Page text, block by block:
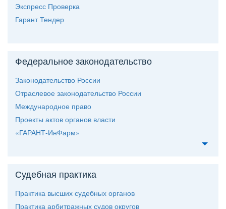
Экспресс Проверка
Гарант Тендер
Федеральное законодательство
Законодательство России
Отраслевое законодательство России
Международное право
Проекты актов органов власти
«ГАРАНТ-ИнФарм»
Судебная практика
Практика высших судебных органо
Практика арбитражных судов округо